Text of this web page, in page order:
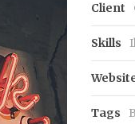
Client
Skills
Tags